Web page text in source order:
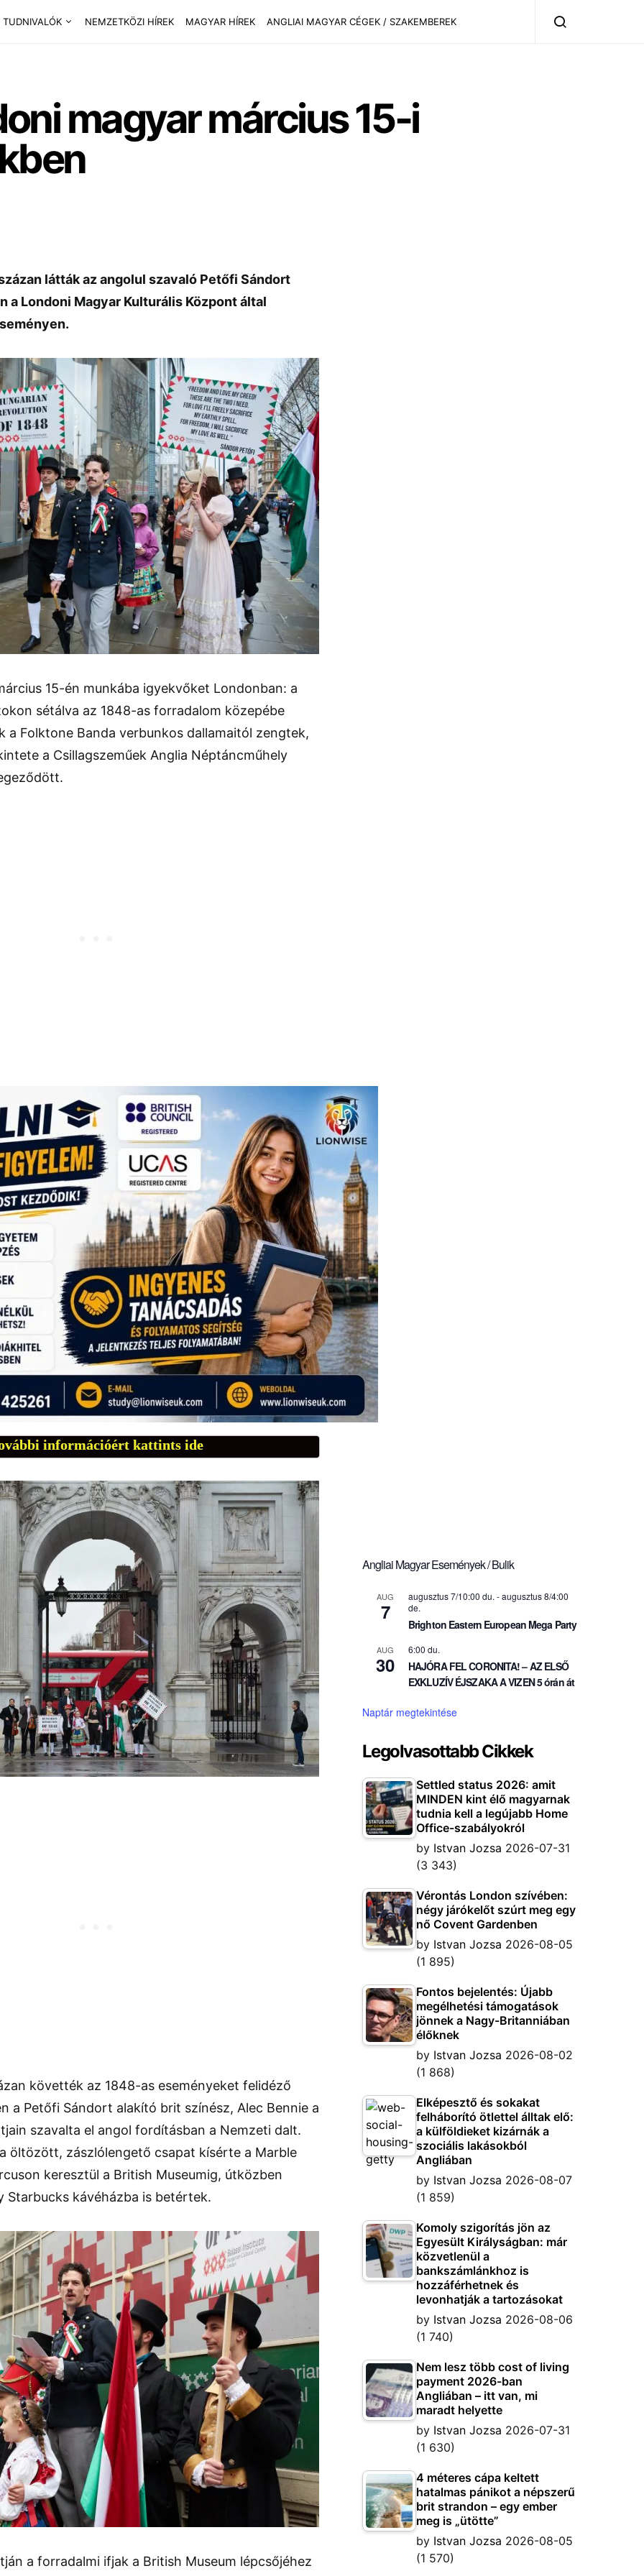
NEMZETKÖZI HÍREK MAGYAR HÍREK ANGLIAI MAGYAR CÉGEK / SZAKEMBEREK
magyar március 15-i
látták az angolul szavaló Petőfi Sándort
a Londoni Magyar Kulturális Központ által
15-én munkába igyekvőket Londonban: a
sétálva az 1848-as forradalom közepébe
a Folktone Banda verbunkos dallamaitól zengtek,
a Csillagszeműek Anglia Néptáncműhely
információért kattints ide
követték az 1848-as eseményeket felidéző
a Petőfi Sándort alakító brit színész, Alec Bennie a
szavalta el angol fordításban a Nemzeti dalt.
öltözött, zászlólengető csapat kísérte a Marble
keresztül a British Museumig, útközben
Starbucks kávéházba is betértek.
a forradalmi ifjak a British Museum lépcsőjéhez
Angliai Magyar Események / Bulik
AUG
7
augusztus 7/10:00 du. -augusztus 8/4:00
de.
Brighton Eastern European Mega Party
AUG
30
6:00 du.
HAJÓRA FEL CORONITA! – AZ ELSŐ
EXKLUZÍV ÉJSZAKA A VIZEN 5 órán át
Naptár megtekintése
Legolvasottabb Cikkek
Settled status 2026: amit
MINDEN kint élő magyarnak
tudnia kell a legújabb Home
Office-szabályokról
by Istvan Jozsa 2026-07-31
(3 343)
Vérontás London szívében:
négy járókelőt szúrt meg egy
nő Covent Gardenben
by Istvan Jozsa 2026-08-05
(1 895)
Fontos bejelentés: Újabb
megélhetési támogatások
jönnek a Nagy-Britanniában
élőknek
by Istvan Jozsa 2026-08-02
(1 868)
Elképesztő és sokakat
felháborító ötlettel álltak elő:
a külföldieket kizárnák a
szociális lakásokból
Angliában
by Istvan Jozsa 2026-08-07
(1 859)
Komoly szigorítás jön az
Egyesült Királyságban: már
közvetlenül a
bankszámlánkhoz is
hozzáférhetnek és
levonhatják a tartozásokat
by Istvan Jozsa 2026-08-06
(1 740)
Nem lesz több cost of living
payment 2026-ban
Angliában – itt van, mi
maradt helyette
by Istvan Jozsa 2026-07-31
(1 630)
4 méteres cápa keltett
hatalmas pánikot a népszerű
brit strandon – egy ember
meg is „ütötte”
by Istvan Jozsa 2026-08-05
(1 570)